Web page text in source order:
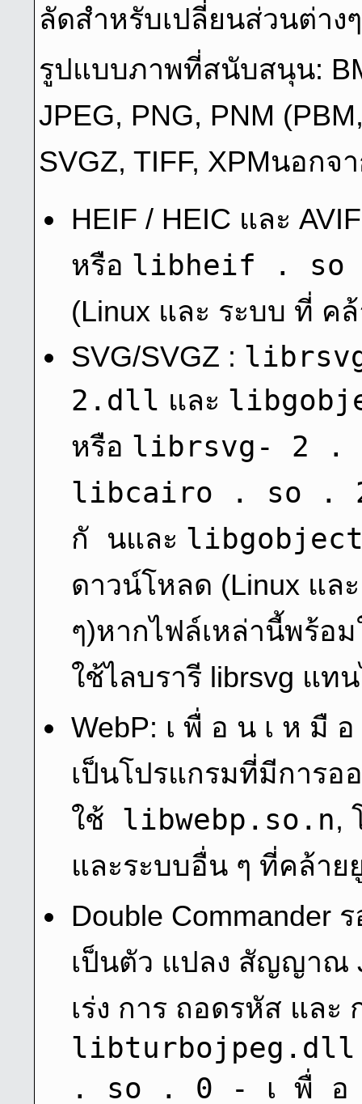
ลัดสําหรับเปลี่ยนส่วนต่างๆ
รูปแบบภาพที่สนับสนุน:
JPEG, PNG, PNM
SVGZ, TIFF, XPMนอกจ
HEIF / HEIC และ
หรือ libheif . so
(Linux และ ระบบ ที่ ค
SVG/SVGZ :
2.dll และ
หรือ librsvg- 2 .
libcairo . so .
กั นและ
ดาวน์โหลด (Linux แล
ๆ)หากไฟล์เหล่านี้พร้อม
ใช้ไลบรารี librsvg แท
WebP: เ พื่ อ น เ ห มื
เป็นโปรแกรมที่มีการ
ใช้ libwebp.so.n,
และระบบอื่น ๆ ที่คล้าย
Double Commander
เป็นตัว แปลง สัญญาณ
เร่ง การ ถอดรหัส และ
libturbojpeg.dll
. so . 0 - เ พื่ อ